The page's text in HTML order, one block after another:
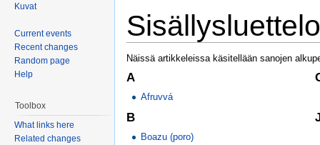
Näissä artikkeleissa käsitellään sanojen
A
Afruvvá
B
Boazu (poro)
Kuvat
Current events
Recent changes
Random page
Help
Toolbox
What links here
Related changes